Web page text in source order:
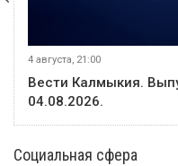
4 августа, 21:00
Вести Калмыкия.
04.08.2026.
Социальная сфера